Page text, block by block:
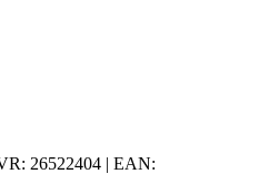
26522404 | EAN: